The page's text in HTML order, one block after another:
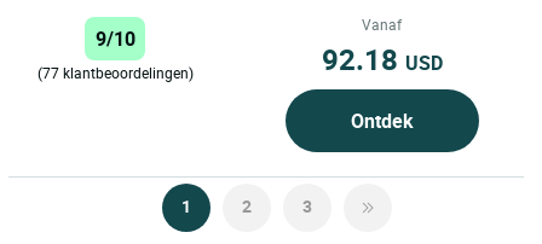
9/10
(77 klantbeoordelingen)
Vanaf
92.18 USD
Ontdek
1 2 3